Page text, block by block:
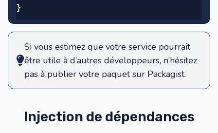
}
Si vous estimez que votre service pourrait
être utile à d’autres développeurs, n’hésitez
pas à publier votre paquet sur Packagist.
Injection de dépendances